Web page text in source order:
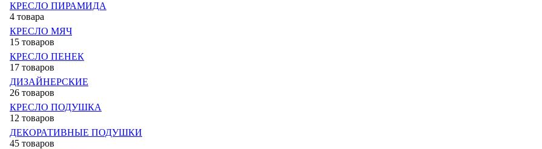
КРЕСЛО ПИРАМИДА
4 товара
КРЕСЛО МЯЧ
15 товаров
КРЕСЛО ПЕНЕК
17 товаров
ДИЗАЙНЕРСКИЕ
26 товаров
КРЕСЛО ПОДУШКА
12 товаров
ДЕКОРАТИВНЫЕ ПОДУШКИ
45 товаров